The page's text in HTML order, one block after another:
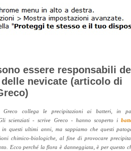
essere responsabili
nevicate (articolo di
Greco collega le precipitazioni ai batteri, in
scienziati - scrive Greco - hanno scoperto i
questi ultimi anni, ma sappiamo che questi
chimico-biologiche, al fine di provocare
Ecco perché la flora è danneggiata, è per questo